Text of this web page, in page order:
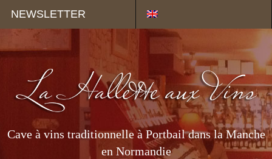
NEWSLETTER
Cave à vins traditionnelle à Portbail dans la Manche
en Normandie
Panneau de gestion des cookies